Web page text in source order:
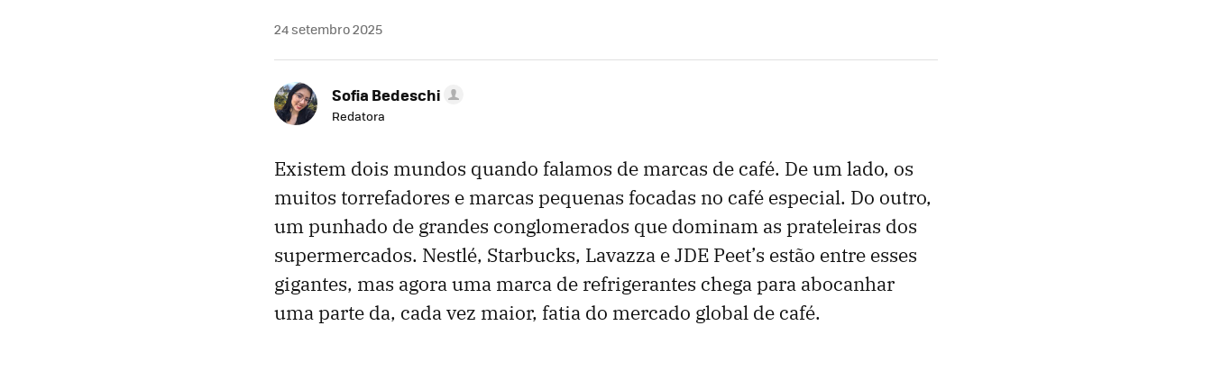
24 setembro 2025
Sofia Bedeschi
Redatora
Existem dois mundos quando falamos de marcas de café. De um lado, os
muitos torrefadores e marcas pequenas focadas no café especial. Do outro,
um punhado de grandes conglomerados que dominam as prateleiras dos
supermercados. Nestlé, Starbucks, Lavazza e JDE Peet’s estão entre esses
gigantes, mas agora uma marca de refrigerantes chega para abocanhar
uma parte da, cada vez maior, fatia do mercado global de café.